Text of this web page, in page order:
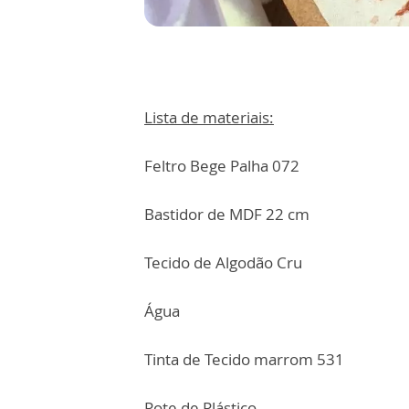
Lista de materiais:
Feltro Bege Palha 072
Bastidor de MDF 22 cm
Tecido de Algodão Cru
Água
Tinta de Tecido marrom 531